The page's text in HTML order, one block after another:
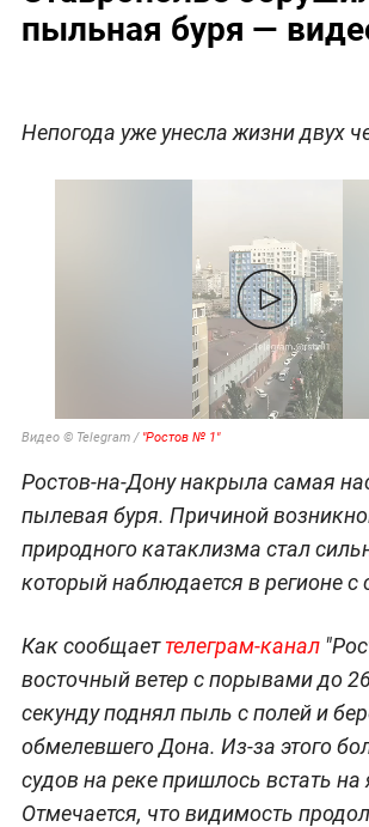
пыльная буря —
Непогода уже унесла жизни двух
Видео © Telegram / "Ростов № 1"
Ростов-на-Дону накрыла самая
пылевая буря. Причиной
природного катаклизма стал
который наблюдается в регионе с
Как сообщаеттелеграм-канал
восточный ветер с порывами до
секунду поднял пыль с полей и
обмелевшего Дона. Из-за этого
судов на реке пришлось встать на
Отмечается, что видимость